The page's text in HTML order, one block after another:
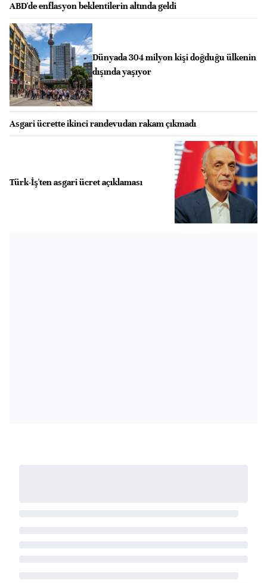
ABD'de enflasyon beklentilerin altında geldi
Dünyada 304 milyon kişi doğduğu ülkenin
dışında yaşıyor
Asgari ücrette ikinci randevudan rakam çıkmadı
Türk-İş'ten asgari ücret açıklaması